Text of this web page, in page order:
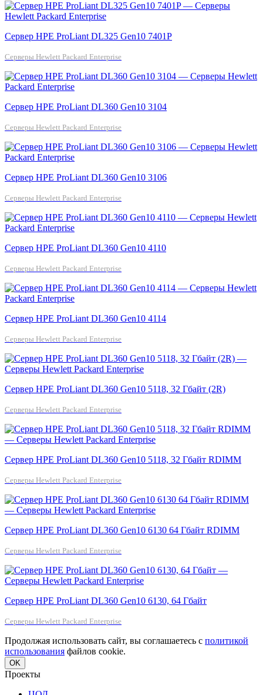
Сервер HPE ProLiant DL325 Gen10 7401P
Серверы Hewlett Packard Enterprise
Сервер HPE ProLiant DL360 Gen10 3104
Серверы Hewlett Packard Enterprise
Сервер HPE ProLiant DL360 Gen10 3106
Серверы Hewlett Packard Enterprise
Сервер HPE ProLiant DL360 Gen10 4110
Серверы Hewlett Packard Enterprise
Сервер HPE ProLiant DL360 Gen10 4114
Серверы Hewlett Packard Enterprise
Сервер HPE ProLiant DL360 Gen10 5118, 32 Гбайт (2R)
Серверы Hewlett Packard Enterprise
Сервер HPE ProLiant DL360 Gen10 5118, 32 Гбайт RDIMM
Серверы Hewlett Packard Enterprise
Сервер HPE ProLiant DL360 Gen10 6130 64 Гбайт RDIMM
Серверы Hewlett Packard Enterprise
Сервер HPE ProLiant DL360 Gen10 6130, 64 Гбайт
Серверы Hewlett Packard Enterprise
Продолжая использовать сайт, вы соглашаетесь с политикой
использования файлов cookie.
OK
Проекты